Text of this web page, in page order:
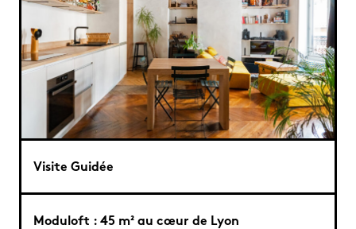
Visite Guidée
Moduloft : 45 m² au cœur de Lyon